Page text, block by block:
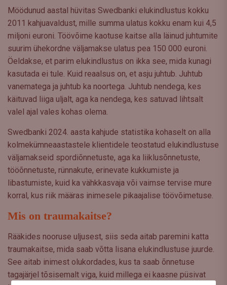
Möödunud aastal hüvitas Swedbanki elukindlustus kokku
2011 kahjuavaldust, mille summa ulatus kokku enam kui 4,5
miljoni euroni. Töövõime kaotuse kaitse alla läinud juhtumite
suurim ühekordne väljamakse ulatus pea 150 000 euroni.
Öeldakse, et parim elukindlustus on ikka see, mida kunagi
kasutada ei tule. Kuid reaalsus on, et asju juhtub. Juhtub
vanematega ja juhtub ka noortega. Juhtub nendega, kes
käituvad liiga uljalt, aga ka nendega, kes satuvad lihtsalt
valel ajal vales kohas olema.
Swedbanki 2024. aasta kahjude statistika kohaselt on alla
kolmekümneaastastele klientidele teostatud elukindlustuse
väljamakseid spordiõnnetuste, aga ka liiklusõnnetuste,
tööõnnetuste, rünnakute, erinevate kukkumiste ja
libastumiste, kuid ka vähkkasvaja või vaimse tervise mure
korral, kus riik määras inimesele pikaajalise töövõimetuse.
Mis on traumakaitse?
Rääkides nooruse uljusest, siis seda aitab paremini katta
traumakaitse, mida saab võtta lisana elukindlustuse juurde.
See aitab inimest olukordades, kus ta saab õnnetuse
tagajärjel tõsisemalt viga, kuid millega ei kaasne püsivat